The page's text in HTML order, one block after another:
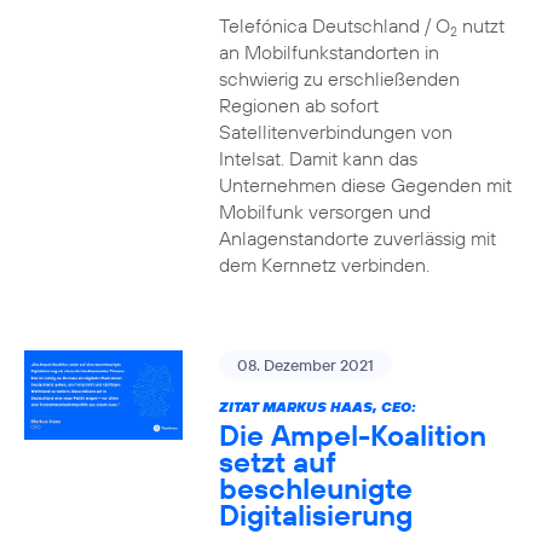
Telefónica Deutschland / O2nutzt
an Mobilfunkstandorten in
schwierig zu erschließenden
Regionen ab sofort
Satellitenverbindungen von
Intelsat. Damit kann das
Unternehmen diese Gegenden mit
Mobilfunk versorgen und
Anlagenstandorte zuverlässig mit
dem Kernnetz verbinden.
08. Dezember 2021
ZITAT MARKUS HAAS, CEO:
Die Ampel-Koalition
setzt auf
beschleunigte
Digitalisierung